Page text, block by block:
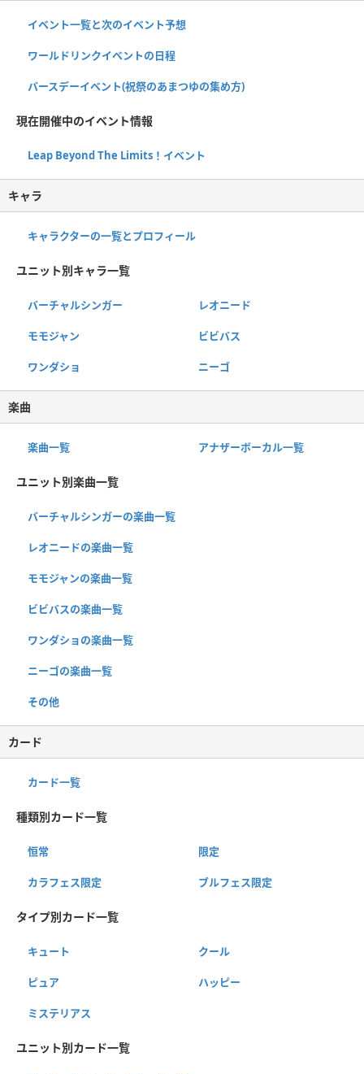
イベント一覧と次のイベント予想
ワールドリンクイベントの日程
バースデーイベント(祝祭のあまつゆの集め方)
現在開催中のイベント情報
Leap Beyond The Limits！イベント
キャラ
キャラクターの一覧とプロフィール
ユニット別キャラ一覧
バーチャルシンガー レオニード
モモジャン ビビバス
ワンダショ ニーゴ
楽曲
楽曲一覧 アナザーボーカル一覧
ユニット別楽曲一覧
バーチャルシンガーの楽曲一覧
レオニードの楽曲一覧
モモジャンの楽曲一覧
ビビバスの楽曲一覧
ワンダショの楽曲一覧
ニーゴの楽曲一覧
その他
カード
カード一覧
種類別カード一覧
恒常 限定
カラフェス限定 ブルフェス限定
タイプ別カード一覧
キュート クール
ピュア ハッピー
ミステリアス
ユニット別カード一覧